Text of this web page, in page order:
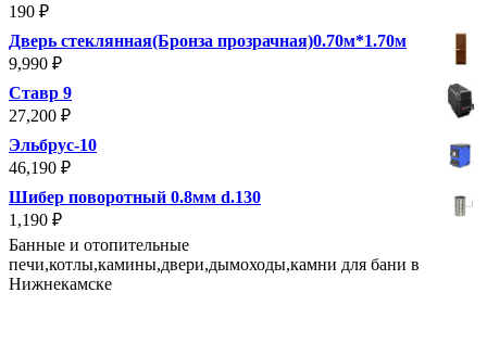
190 ₽
Дверь стеклянная(Бронза прозрачная)0.70м*1.70м
9,990 ₽
Ставр 9
27,200 ₽
Эльбрус-10
46,190 ₽
Шибер поворотный 0.8мм d.130
1,190 ₽
Банные и отопительные
печи,котлы,камины,двери,дымоходы,камни для бани в
Нижнекамске